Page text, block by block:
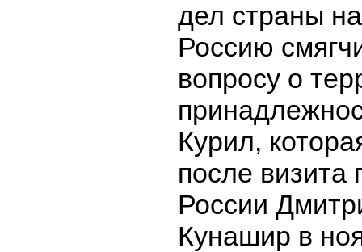
дел страны
Россию
вопросу о
Курил,
после визита
России
Кунашир в